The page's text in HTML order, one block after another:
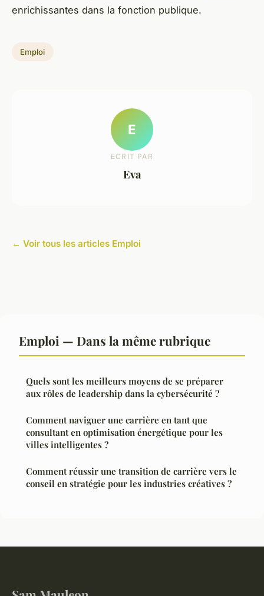
enrichissantes dans la fonction publique.
Emploi
E
ECRIT PAR
Eva
← Voir tous les articles Emploi
Emploi — Dans la même rubrique
Quels sont les meilleurs moyens de se préparer
aux rôles de leadership dans la cybersécurité ?
Comment naviguer une carrière en tant que
consultant en optimisation énergétique pour les
villes intelligentes ?
Comment réussir une transition de carrière vers le
conseil en stratégie pour les industries créatives ?